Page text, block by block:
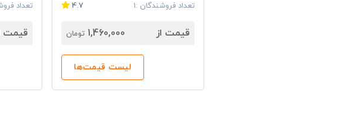
تعداد فروشندگان :1 4.7
قیمت از 1,460,000 تومان
لیست قیمت‌ها
تعداد
قیمت